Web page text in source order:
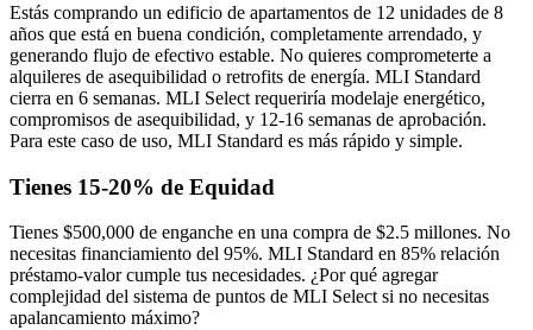
Estás comprando un edificio de apartamentos de 12 unidades de 8
años que está en buena condición, completamente arrendado, y
generando flujo de efectivo estable. No quieres comprometerte a
alquileres de asequibilidad o retrofits de energía. MLI Standard
cierra en 6 semanas. MLI Select requeriría modelaje energético,
compromisos de asequibilidad, y 12-16 semanas de aprobación.
Para este caso de uso, MLI Standard es más rápido y simple.
Tienes 15-20% de Equidad
Tienes $500,000 de enganche en una compra de $2.5 millones. No
necesitas financiamiento del 95%. MLI Standard en 85% relación
préstamo-valor cumple tus necesidades. ¿Por qué agregar
complejidad del sistema de puntos de MLI Select si no necesitas
apalancamiento máximo?